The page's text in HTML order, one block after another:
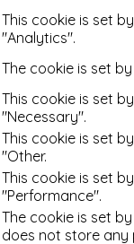
This cookie is set
"Analytics".
The cookie is set
This cookie is set
"Necessary".
This cookie is set
"Other.
This cookie is set
"Performance".
The cookie is set
does not store any